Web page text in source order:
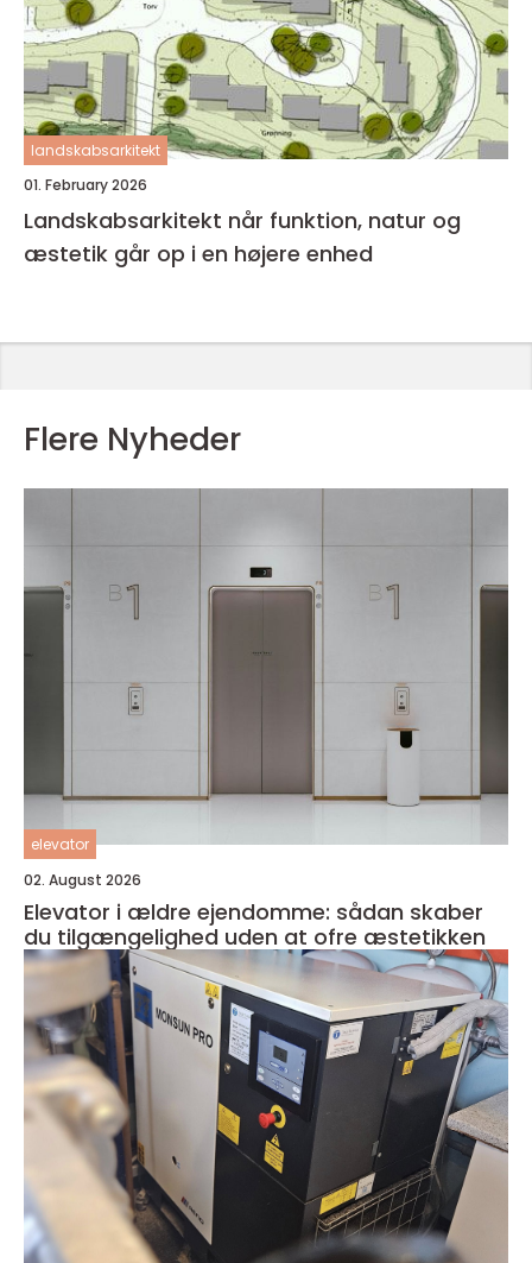
landskabsarkitekt
01. February 2026
Landskabsarkitekt når funktion, natur og
æstetik går op i en højere enhed
Flere Nyheder
elevator
02. August 2026
Elevator i ældre ejendomme: sådan skaber
du tilgængelighed uden at ofre æstetikken